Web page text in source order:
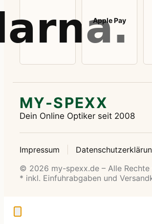
Apple Pay
MY-SPEXX
Dein Online Optiker seit 2008
Impressum
© 2026 my-spexx.de – Alle Rechte
* inkl. Einfuhrabgaben und